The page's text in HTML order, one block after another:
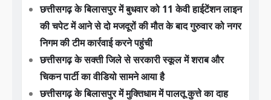
छत्तीसगढ़ के बिलासपुर में बुधवार को 11 केवी हाईटेंशन लाइन
की चपेट में आने से दो मजदूरों की मौत के बाद गुरुवार को नगर
निगम की टीम कार्रवाई करने पहुंची
छत्तीसगढ़ के सक्ती जिले से सरकारी स्कूल में शराब और
चिकन पार्टी का वीडियो सामने आया है
छत्तीसगढ़ के बिलासपुर में मुक्तिधाम में पालतू कुत्ते का दाह